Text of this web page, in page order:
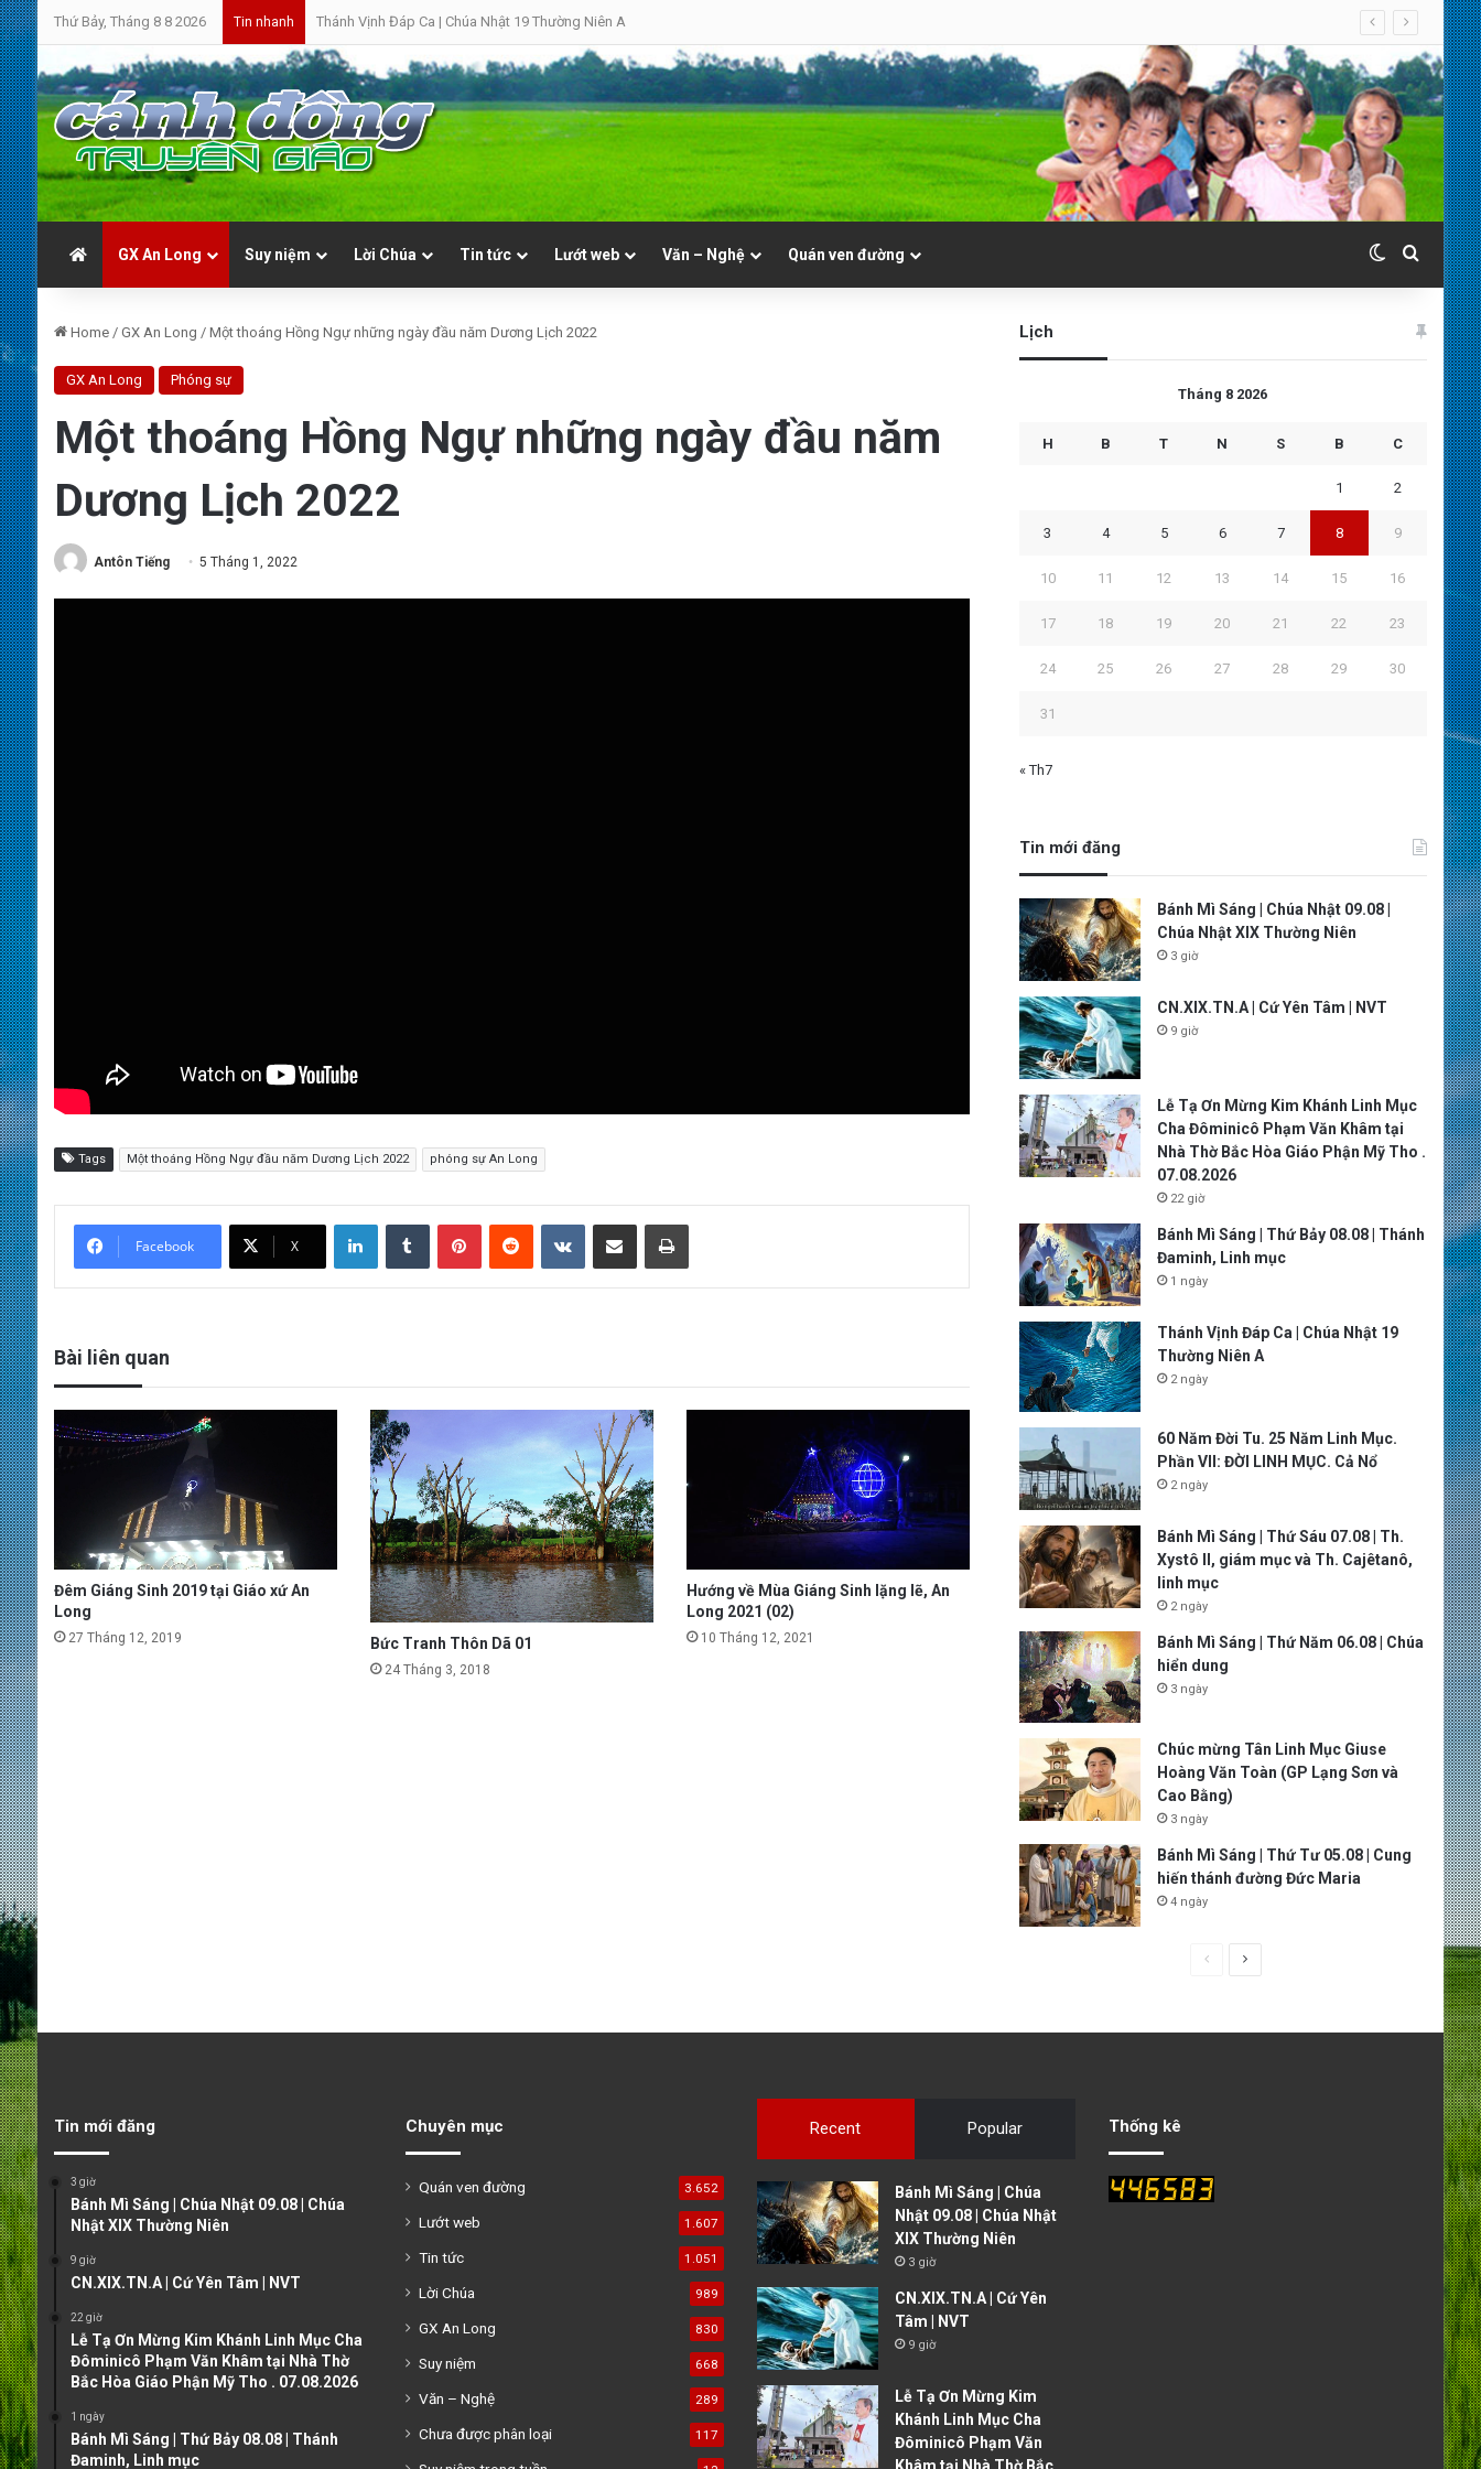
Thứ Bảy, Tháng 8 8 2026 Tin nhanh Thánh Vịnh Đáp Ca | Chúa Nhật 19 Thường Niên A
GX An Long Suy niệm Lời Chúa Tin tức Lướt web Văn – Nghệ Quán ven đường Switch skin
Search
Home / GX An Long / Một thoáng Hồng Ngự những ngày đầu năm Dương Lịch 2022
GX An Long Phóng sự
Một thoáng Hồng Ngự những ngày đầu năm
Dương Lịch 2022
Antôn Tiếng 5 Tháng 1, 2022
Tags Một thoáng Hồng Ngự đầu năm Dương Lịch 2022 phóng sự An Long
Facebook X
LinkedIn Tumblr Pinterest Reddit VKontakte Share via Email Print
Bài liên quan
Đêm Giáng Sinh 2019 tại Giáo xứ An
Long
27 Tháng 12, 2019 Bức Tranh Thôn Dã 01
24 Tháng 3, 2018
Hướng về Mùa Giáng Sinh lặng lẽ, An
Long 2021 (02)
10 Tháng 12, 2021
Lịch
Tháng 8 2026
H B T N S B C
1 2
3 4 5 6 7 8 9
10 11 12 13 14 15 16
17 18 19 20 21 22 23
24 25 26 27 28 29 30
31
« Th7
Tin mới đăng
Bánh Mì Sáng | Chúa Nhật 09.08 |
Chúa Nhật XIX Thường Niên
3 giờ
CN.XIX.TN.A | Cứ Yên Tâm | NVT
9 giờ
Lễ Tạ Ơn Mừng Kim Khánh Linh Mục
Cha Đôminicô Phạm Văn Khâm tại
Nhà Thờ Bắc Hòa Giáo Phận Mỹ Tho .
07.08.2026
22 giờ
Bánh Mì Sáng | Thứ Bảy 08.08 | Thánh
Đaminh, Linh mục
1 ngày
Thánh Vịnh Đáp Ca | Chúa Nhật 19
Thường Niên A
2 ngày
60 Năm Đời Tu. 25 Năm Linh Mục.
Phần VII: ĐỜI LINH MỤC. Cả Nổ
2 ngày
Bánh Mì Sáng | Thứ Sáu 07.08 | Th.
Xystô II, giám mục và Th. Cajêtanô,
linh mục
2 ngày
Bánh Mì Sáng | Thứ Năm 06.08 | Chúa
hiển dung
3 ngày
Chúc mừng Tân Linh Mục Giuse
Hoàng Văn Toàn (GP Lạng Sơn và
Cao Bằng)
3 ngày
Bánh Mì Sáng | Thứ Tư 05.08 | Cung
hiến thánh đường Đức Maria
4 ngày
s
p
Tin mới đăng
3 giờ
Bánh Mì Sáng | Chúa Nhật 09.08 | Chúa
Nhật XIX Thường Niên
9 giờ
CN.XIX.TN.A | Cứ Yên Tâm | NVT
22 giờ
Lễ Tạ Ơn Mừng Kim Khánh Linh Mục Cha
Đôminicô Phạm Văn Khâm tại Nhà Thờ
Bắc Hòa Giáo Phận Mỹ Tho . 07.08.2026
1 ngày
Bánh Mì Sáng | Thứ Bảy 08.08 | Thánh
Đaminh, Linh mục
Chuyên mục
Quán ven đường 3.652
Lướt web 1.607
Tin tức 1.051
Lời Chúa 989
GX An Long 830
Suy niệm 668
Văn – Nghệ 289
Chưa được phân loại 117
Recent Popular
Bánh Mì Sáng | Chúa
Nhật 09.08 | Chúa Nhật
XIX Thường Niên
3 giờ
CN.XIX.TN.A | Cứ Yên
Tâm | NVT
9 giờ
Lễ Tạ Ơn Mừng Kim
Khánh Linh Mục Cha
Đôminicô Phạm Văn
Khâm tại Nhà Thờ Bắc
Thống kê